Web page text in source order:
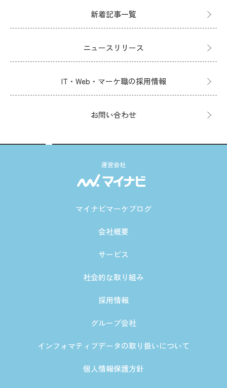
新着記事一覧
ニュースリリース
IT・Web・マーケ職の採用情報
お問い合わせ
運営会社
マイナビマーケブログ
会社概要
サービス
社会的な取り組み
採用情報
グループ会社
インフォマティブデータの取り扱いについて
個人情報保護方針